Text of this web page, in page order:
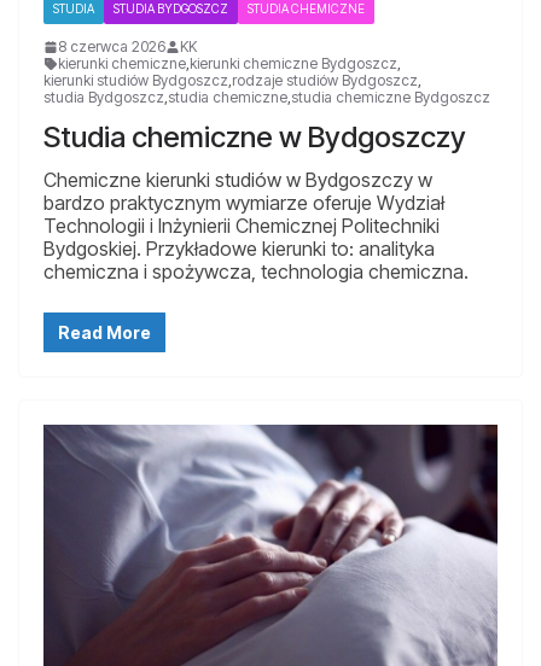
STUDIA STUDIA BYDGOSZCZ STUDIA CHEMICZNE
8 czerwca 2026
KK
kierunki chemiczne,kierunki chemiczne Bydgoszcz,
kierunki studiów Bydgoszcz,rodzaje studiów Bydgoszcz,
studia Bydgoszcz,studia chemiczne,studia chemiczne Bydgoszcz
Studia chemiczne w Bydgoszczy
Chemiczne kierunki studiów w Bydgoszczy w
bardzo praktycznym wymiarze oferuje Wydział
Technologii i Inżynierii Chemicznej Politechniki
Bydgoskiej. Przykładowe kierunki to: analityka
chemiczna i spożywcza, technologia chemiczna.
Read More